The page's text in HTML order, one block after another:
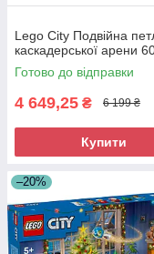
Lego City Подвійна
каскадерської арени
Готово до відправки
4 649,25 ₴ 6 199 ₴
Купити
–20%